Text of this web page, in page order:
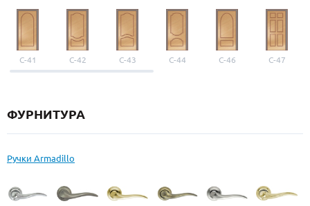
С-41 С-42 С-43 С-44 С-46 С-47
ФУРНИТУРА
Ручки Armadillo